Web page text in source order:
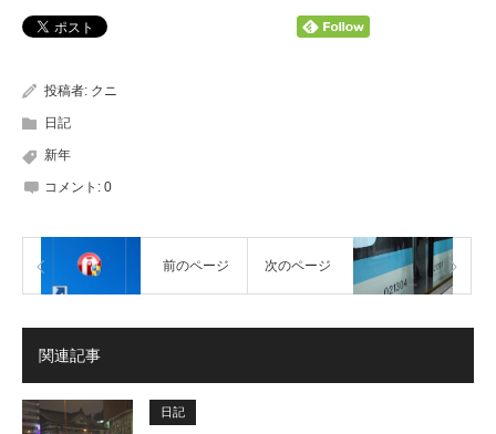
投稿者: クニ
日記
新年
コメント: 0
前のページ 次のページ
関連記事
日記